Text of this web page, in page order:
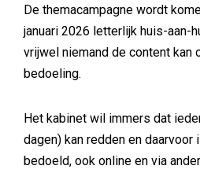
De themacampagne wordt
januari 2026 letterlijk huis-aan-
vrijwel niemand de content kan
bedoeling.
Het kabinet wil immers dat
dagen) kan redden en
bedoeld, ook online en via